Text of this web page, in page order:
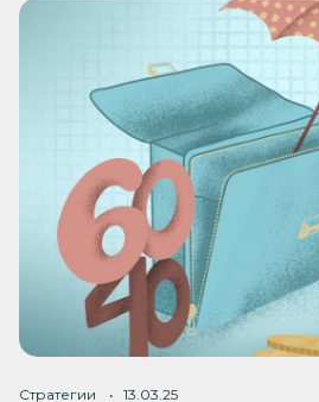
Стратегии 13.03.25